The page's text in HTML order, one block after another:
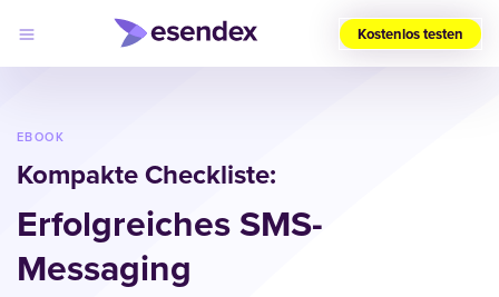
Ihre
(DE)
Produkte
Lösungen
Developers
Log
Kostenlos testen
EBOOK
Kompakte Checkliste:
Erfolgreiches SMS-
Messaging